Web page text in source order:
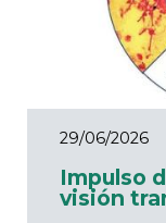
29/06/2026
Impulso
visión